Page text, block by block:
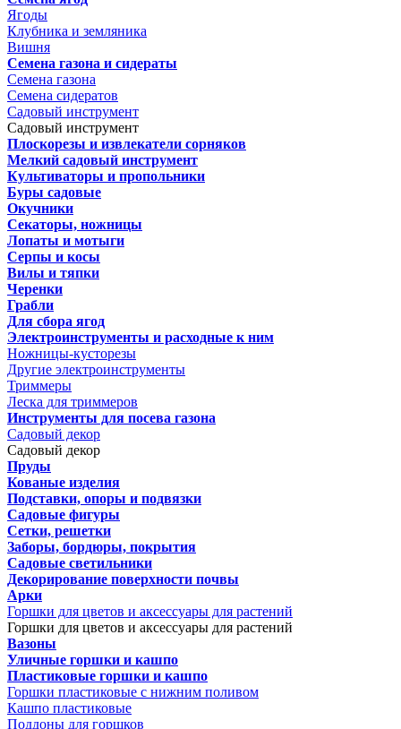
Ягоды
Клубника и земляника
Вишня
Семена газона и сидераты
Семена газона
Семена сидератов
Садовый инструмент
Садовый инструмент
Плоскорезы и извлекатели сорняков
Мелкий садовый инструмент
Культиваторы и пропольники
Буры садовые
Окучники
Секаторы, ножницы
Лопаты и мотыги
Серпы и косы
Вилы и тяпки
Черенки
Грабли
Для сбора ягод
Электроинструменты и расходные к ним
Ножницы-кусторезы
Другие электроинструменты
Триммеры
Леска для триммеров
Инструменты для посева газона
Садовый декор
Садовый декор
Пруды
Кованые изделия
Подставки, опоры и подвязки
Садовые фигуры
Сетки, решетки
Заборы, бордюры, покрытия
Садовые светильники
Декорирование поверхности почвы
Арки
Горшки для цветов и аксессуары для растений
Горшки для цветов и аксессуары для растений
Вазоны
Уличные горшки и кашпо
Пластиковые горшки и кашпо
Горшки пластиковые с нижним поливом
Кашпо пластиковые
Поддоны для горшков